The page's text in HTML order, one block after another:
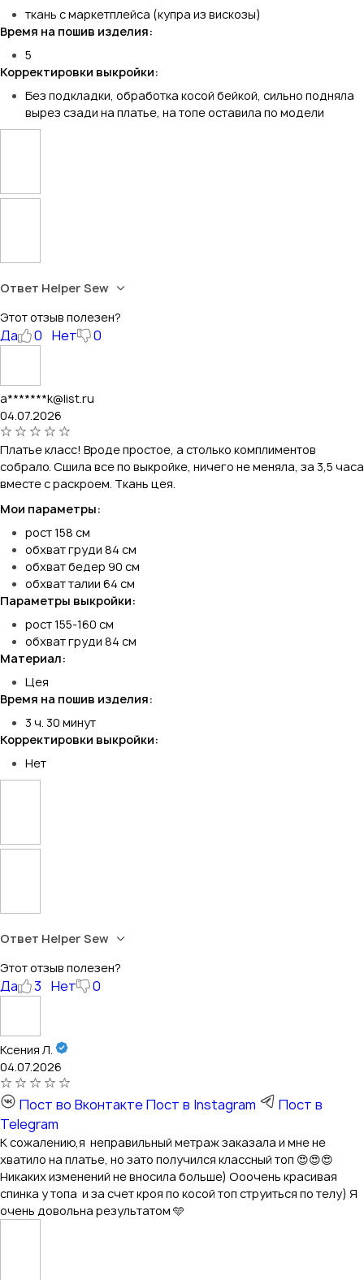
ткань с маркетплейса (купра из вискозы)
Время на пошив изделия:
5
Корректировки выкройки:
Без подкладки, обработка косой бейкой, сильно подняла
вырез сзади на платье, на топе оставила по модели
Ответ Helper Sew
Этот отзыв полезен?
Да 0 Нет 0
a*******k@list.ru
04.07.2026
Платье класс! Вроде простое, а столько комплиментов
собрало. Сшила все по выкройке, ничего не меняла, за 3,5 часа
вместе с раскроем. Ткань цея.
Мои параметры:
рост 158 см
обхват груди 84 см
обхват бедер 90 см
обхват талии 64 см
Параметры выкройки:
рост 155-160 см
обхват груди 84 см
Материал:
Цея
Время на пошив изделия:
3 ч. 30 минут
Корректировки выкройки:
Нет
Ответ Helper Sew
Этот отзыв полезен?
Да 3 Нет 0
Ксения Л.
04.07.2026
Пост во ВконтактеПост в Instagram
Пост в
Telegram
К сожалению,я неправильный метраж заказала и мне не
хватило на платье, но зато получился классный топ 😍😍😍
Никаких изменений не вносила больше) Ооочень красивая
спинка у топа и за счет кроя по косой топ струиться по телу) Я
очень довольна результатом 🩵